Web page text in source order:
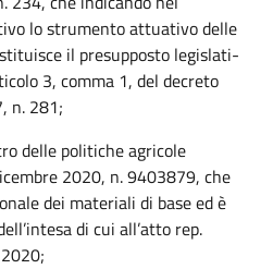
lo strumento attuativo delle
il presupposto legislati-
3, comma 1, del decreto
n. 281;
delle politiche agricole
2020, n. 9403879, che
dei materiali di base ed è
di cui all’atto rep.